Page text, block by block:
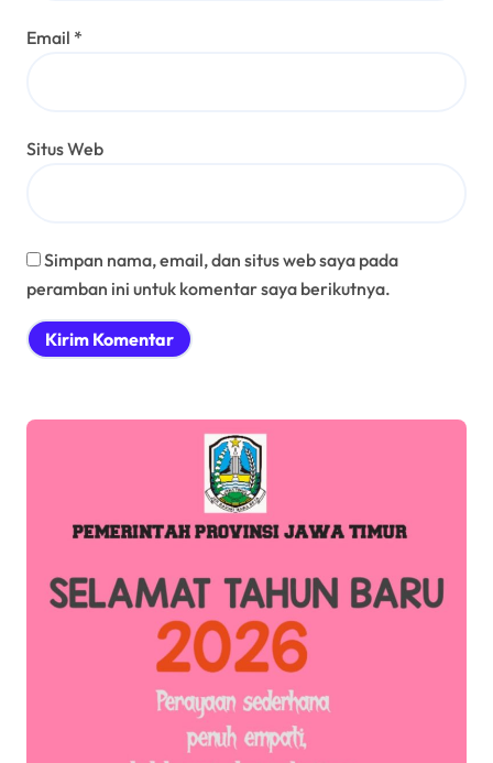
Email *
Situs Web
Simpan nama, email, dan situs web saya pada
peramban ini untuk komentar saya berikutnya.